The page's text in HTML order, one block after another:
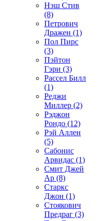
Нэш Стив
(8)
Петрович
Дражен (1)
Пол Пирс
(3)
Пэйтон
Гэри (3)
Рассел Билл
(1)
Реджи
Миллер (2)
Рэджон
Рондо (12)
Рэй Аллен
(5)
Сабонис
Арвидас (1)
Смит Джей
Ар (8)
Старкс
Джон (1)
Стоякович
Предраг (3)